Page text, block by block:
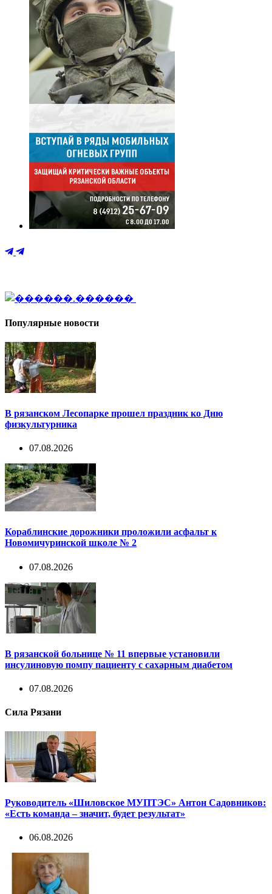
Популярные новости
В рязанском Лесопарке прошел праздник ко Дню
физкультурника
07.08.2026
Кораблинские дорожники проложили асфальт к
Новомичуринской школе № 2
07.08.2026
В рязанской больнице № 11 впервые установили
инсулиновую помпу пациенту с сахарным диабетом
07.08.2026
Сила Рязани
Руководитель «Шиловское МУПТЭС» Антон Садовников:
«Есть команда – значит, будет результат»
06.08.2026